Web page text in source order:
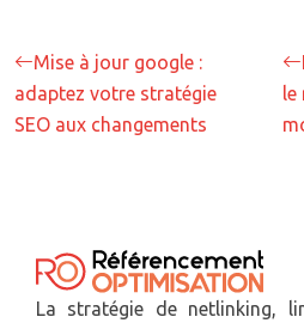
Mise à jour google :
adaptez votre stratégie
SEO aux changements
La stratégie de netlinking,